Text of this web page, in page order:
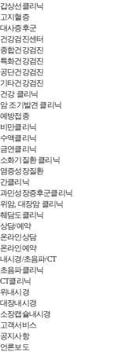
갑상선클리닉
고지혈증
대사증후군
건강검진센터
종합건강검진
특화건강검진
공단건강검진
기타건강검진
건강 클리닉
암 조기발견 클리닉
예방접종
비만클리닉
수액클리닉
금연클리닉
소화기질환 클리닉
염증성장질환
간클리닉
과민성장증후군클리닉
위암, 대장암 클리닉
췌담도클리닉
상담/예약
온라인상담
온라인예약
내시경/초음파/CT
초음파클리닉
CT클리닉
위내시경
대장내시경
소장캡슐내시경
고객서비스
공지사항
언론보도